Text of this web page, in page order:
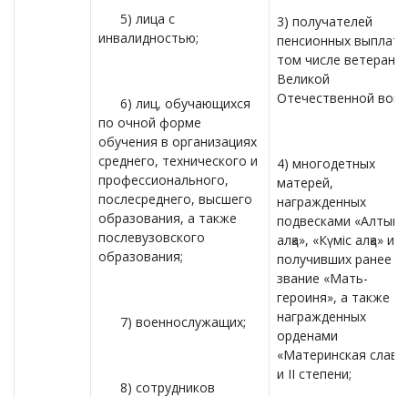
5) лица с
инвалидностью;
6) лиц, обучающихся
по очной форме
обучения в организациях
среднего, технического и
профессионального,
послесреднего, высшего
образования, а также
послевузовского
образования;
7) военнослужащих;
8) сотрудников
3) получателей
пенсионных выплат,
том числе ветераны
Великой
Отечественной
4) многодетных
матерей,
награжденных
подвесками «Алтын
алқа», «Күміс алқа» или
получивших ранее
звание «Мать-
героиня», а также
награжденных
орденами
«Материнская
и II степени;